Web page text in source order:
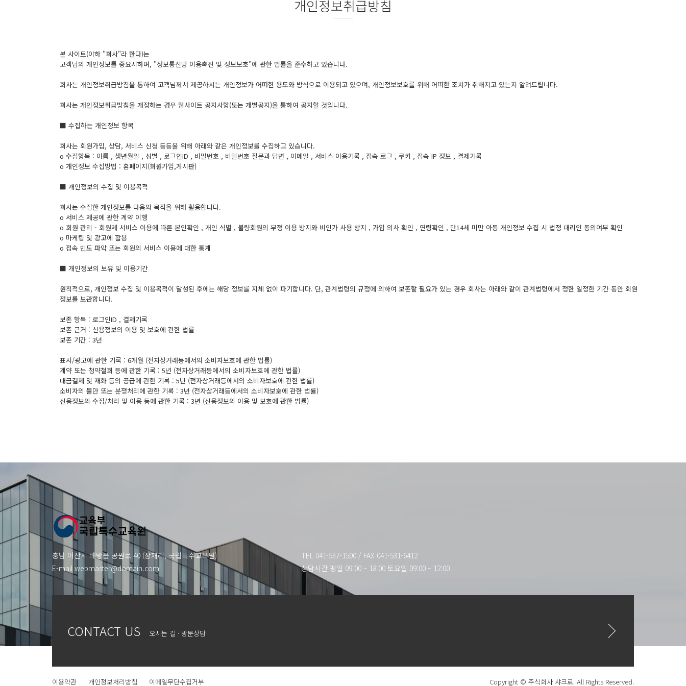
개인정보취급방침
본 사이트(이하 "회사"라 한다)는
고객님의 개인정보를 중요시하며, "정보통신망 이용촉진 및 정보보호"에 관한 법률을 준수하고 있습니다.
회사는 개인정보취급방침을 통하여 고객님께서 제공하시는 개인정보가 어떠한 용도와 방식으로 이용되고 있으며, 개인정보보호를 위해 어떠한 조치가 취해지고 있는지 알려드립니다.
회사는 개인정보취급방침을 개정하는 경우 웹사이트 공지사항(또는 개별공지)을 통하여 공지할 것입니다.
■ 수집하는 개인정보 항목
회사는 회원가입, 상담, 서비스 신청 등등을 위해 아래와 같은 개인정보를 수집하고 있습니다.
ο 수집항목 : 이름 , 생년월일 , 성별 , 로그인ID , 비밀번호 , 비밀번호 질문과 답변 , 이메일 , 서비스 이용기록 , 접속 로그 , 쿠키 , 접속 IP 정보 , 결제기록
ο 개인정보 수집방법 : 홈페이지(회원가입,게시판)
■ 개인정보의 수집 및 이용목적
회사는 수집한 개인정보를 다음의 목적을 위해 활용합니다.
ο 서비스 제공에 관한 계약 이행
ο 회원 관리 - 회원제 서비스 이용에 따른 본인확인 , 개인 식별 , 불량회원의 부정 이용 방지와 비인가 사용 방지 , 가입 의사 확인 , 연령확인 , 만14세 미만 아동 개인정보 수집 시 법정 대리인 동의여부 확인
ο 마케팅 및 광고에 활용
ο 접속 빈도 파악 또는 회원의 서비스 이용에 대한 통계
■ 개인정보의 보유 및 이용기간
원칙적으로, 개인정보 수집 및 이용목적이 달성된 후에는 해당 정보를 지체 없이 파기합니다. 단, 관계법령의 규정에 의하여 보존할 필요가 있는 경우 회사는 아래와 같이 관계법령에서 정한 일정한 기간 동안 회원
정보를 보관합니다.
보존 항목 : 로그인ID , 결제기록
보존 근거 : 신용정보의 이용 및 보호에 관한 법률
보존 기간 : 3년
표시/광고에 관한 기록 : 6개월 (전자상거래등에서의 소비자보호에 관한 법률)
계약 또는 청약철회 등에 관한 기록 : 5년 (전자상거래등에서의 소비자보호에 관한 법률)
대금결제 및 재화 등의 공급에 관한 기록 : 5년 (전자상거래등에서의 소비자보호에 관한 법률)
소비자의 불만 또는 분쟁처리에 관한 기록 : 3년 (전자상거래등에서의 소비자보호에 관한 법률)
신용정보의 수집/처리 및 이용 등에 관한 기록 : 3년 (신용정보의 이용 및 보호에 관한 법률)
충남 아산시 배방읍 공원로 40 (장재리, 국립특수교육원)
E-mail webmaster@domain.com
TEL 041-537-1500 / FAX 041-531-6412
상담시간 평일 09:00 ~ 18:00 토요일 09:00 ~ 12:00
CONTACT US 오시는 길 · 방문상담
이용약관 개인정보처리방침 이메일무단수집거부 Copyright © 주식회사 샤크로. All Rights Reserved.